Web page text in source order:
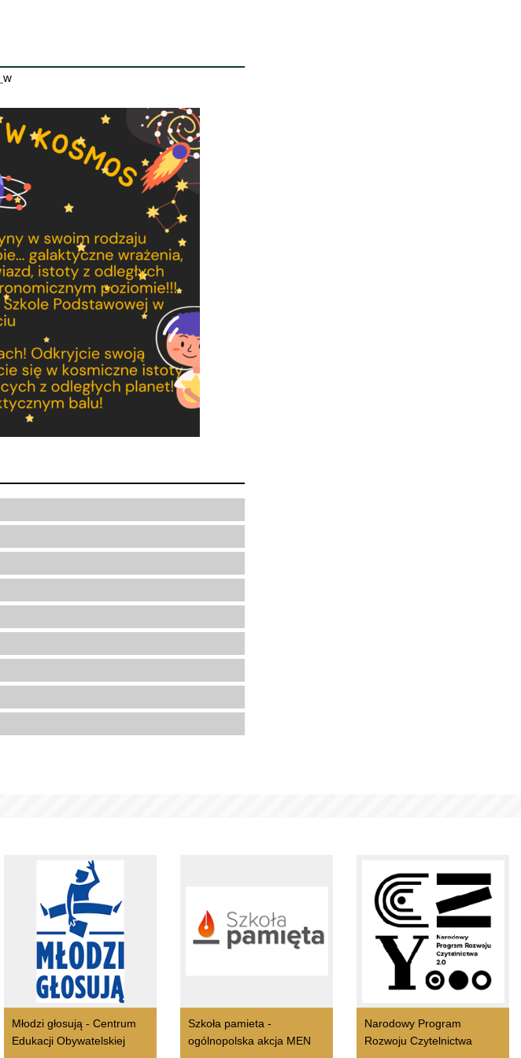
w
Młodzi głosują - Centrum
Edukacji Obywatelskiej
Szkoła pamieta -
ogólnopolska akcja MEN
Narodowy Program
Rozwoju Czytelnictwa